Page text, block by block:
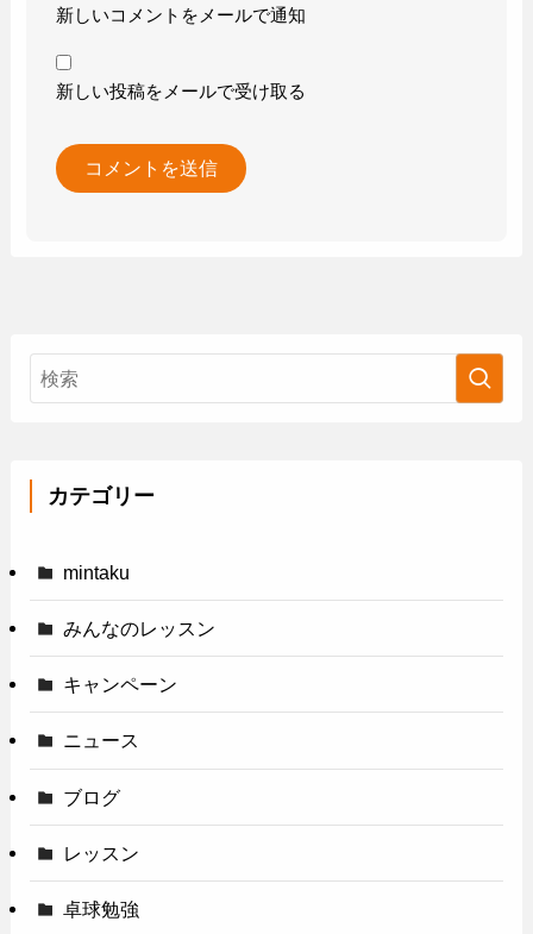
新しいコメントをメールで通知
新しい投稿をメールで受け取る
カテゴリー
mintaku
みんなのレッスン
キャンペーン
ニュース
ブログ
レッスン
卓球勉強